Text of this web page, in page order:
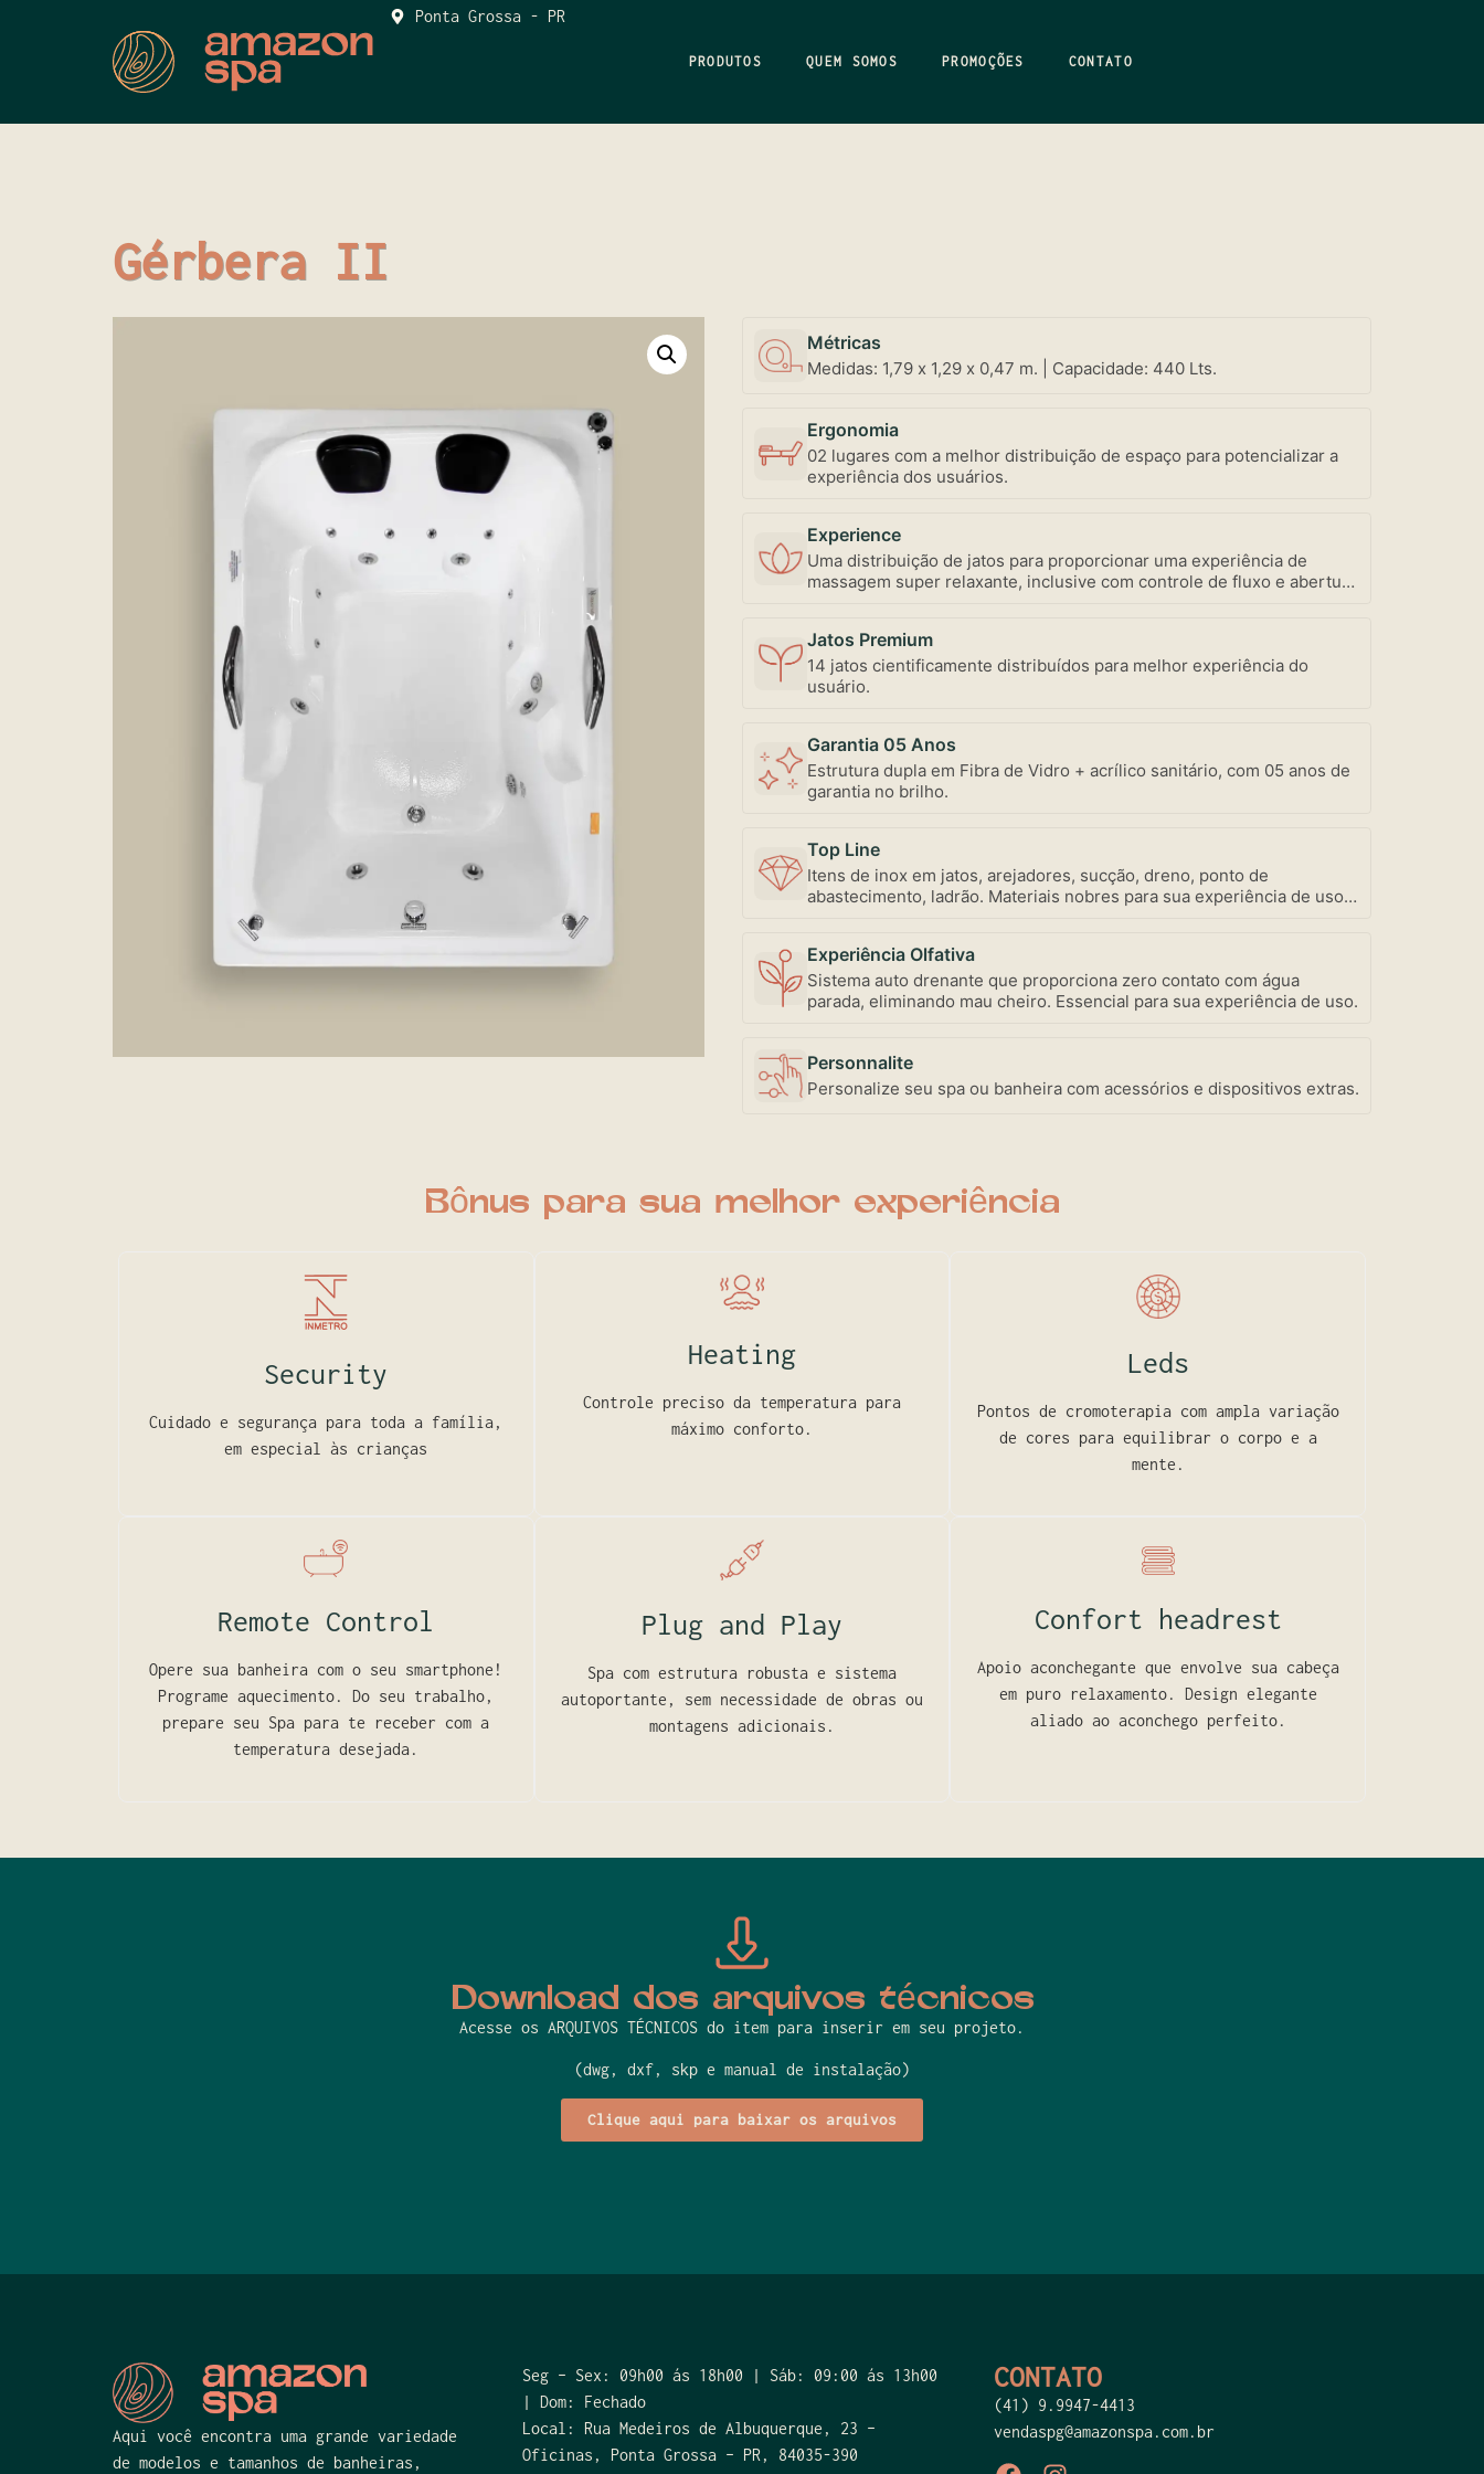
Ponta Grossa - PR
PRODUTOS QUEM SOMOS PROMOÇÕES CONTATO
Gérbera II
Métricas
Medidas: 1,79 x 1,29 x 0,47 m. | Capacidade: 440 Lts.
Ergonomia
02 lugares com a melhor distribuição de espaço para potencializar a
experiência dos usuários.
Experience
Uma distribuição de jatos para proporcionar uma experiência de
massagem super relaxante, inclusive com controle de fluxo e abertura
Jatos Premium
14 jatos cientificamente distribuídos para melhor experiência do
usuário.
Garantia 05 Anos
Estrutura dupla em Fibra de Vidro + acrílico sanitário, com 05 anos de
garantia no brilho.
Top Line
Itens de inox em jatos, arejadores, sucção, dreno, ponto de
abastecimento, ladrão. Materiais nobres para sua experiência de uso e
Experiência Olfativa
Sistema auto drenante que proporciona zero contato com água
parada, eliminando mau cheiro. Essencial para sua experiência de uso.
Personnalite
Personalize seu spa ou banheira com acessórios e dispositivos extras.
Bônus para sua melhor experiência
Security
Cuidado e segurança para toda a família,
em especial às crianças
Heating
Controle preciso da temperatura para
máximo conforto.
Leds
Pontos de cromoterapia com ampla variação
de cores para equilibrar o corpo e a
mente.
Remote Control
Opere sua banheira com o seu smartphone!
Programe aquecimento. Do seu trabalho,
prepare seu Spa para te receber com a
temperatura desejada.
Plug and Play
Spa com estrutura robusta e sistema
autoportante, sem necessidade de obras ou
montagens adicionais.
Confort headrest
Apoio aconchegante que envolve sua cabeça
em puro relaxamento. Design elegante
aliado ao aconchego perfeito.
Download dos arquivos técnicos
Acesse os ARQUIVOS TÉCNICOS do item para inserir em seu projeto.
(dwg, dxf, skp e manual de instalação)
Clique aqui para baixar os arquivos
Aqui você encontra uma grande variedade
de modelos e tamanhos de banheiras,
Seg – Sex: 09h00 ás 18h00 | Sáb: 09:00 ás 13h00
| Dom: Fechado
Local: Rua Medeiros de Albuquerque, 23 –
Oficinas, Ponta Grossa – PR, 84035-390
CONTATO
(41) 9.9947-4413
vendaspg@amazonspa.com.br